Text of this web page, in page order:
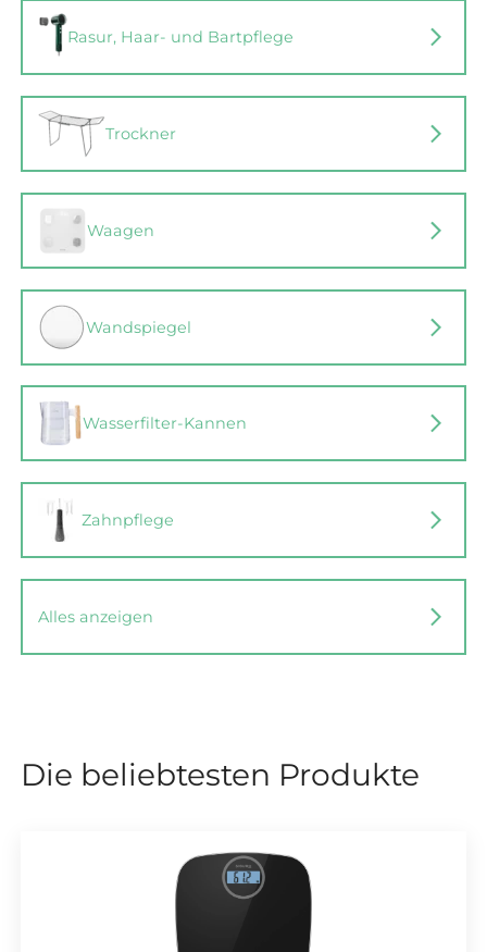
Rasur, Haar- und Bartpflege
Trockner
Waagen
Wandspiegel
Wasserfilter-Kannen
Zahnpflege
Alles anzeigen
Die beliebtesten Produkte